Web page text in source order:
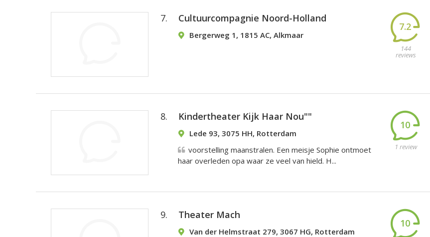
7. Cultuurcompagnie Noord-Holland
Bergerweg 1, 1815 AC, Alkmaar
7.2
144
reviews
8. Kindertheater Kijk Haar Nou""
Lede 93, 3075 HH, Rotterdam
10
1 review
voorstelling maanstralen. Een meisje Sophie ontmoet
haar overleden opa waar ze veel van hield. H...
9. Theater Mach
Van der Helmstraat 279, 3067 HG, Rotterdam
10